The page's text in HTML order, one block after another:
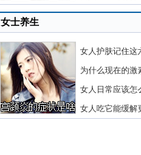
女士养生
女人护肤记住这
为什么现在的激
女人日常应该怎
女人吃它能缓解